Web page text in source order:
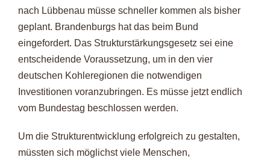
nach Lübbenau müsse schneller kommen als bisher
geplant. Brandenburgs hat das beim Bund
eingefordert. Das Strukturstärkungsgesetz sei eine
entscheidende Voraussetzung, um in den vier
deutschen Kohleregionen die notwendigen
Investitionen voranzubringen. Es müsse jetzt endlich
vom Bundestag beschlossen werden.
Um die Strukturentwicklung erfolgreich zu gestalten,
müssten sich möglichst viele Menschen,